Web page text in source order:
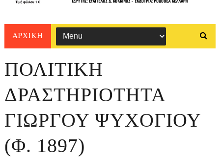
ΑΡΧΙΚΗ
ΠΟΛΙΤΙΚΗ
ΔΡΑΣΤΗΡΙΟΤΗΤΑ
ΓΙΩΡΓΟΥ ΨΥΧΟΓΙΟΥ
(Φ. 1897)